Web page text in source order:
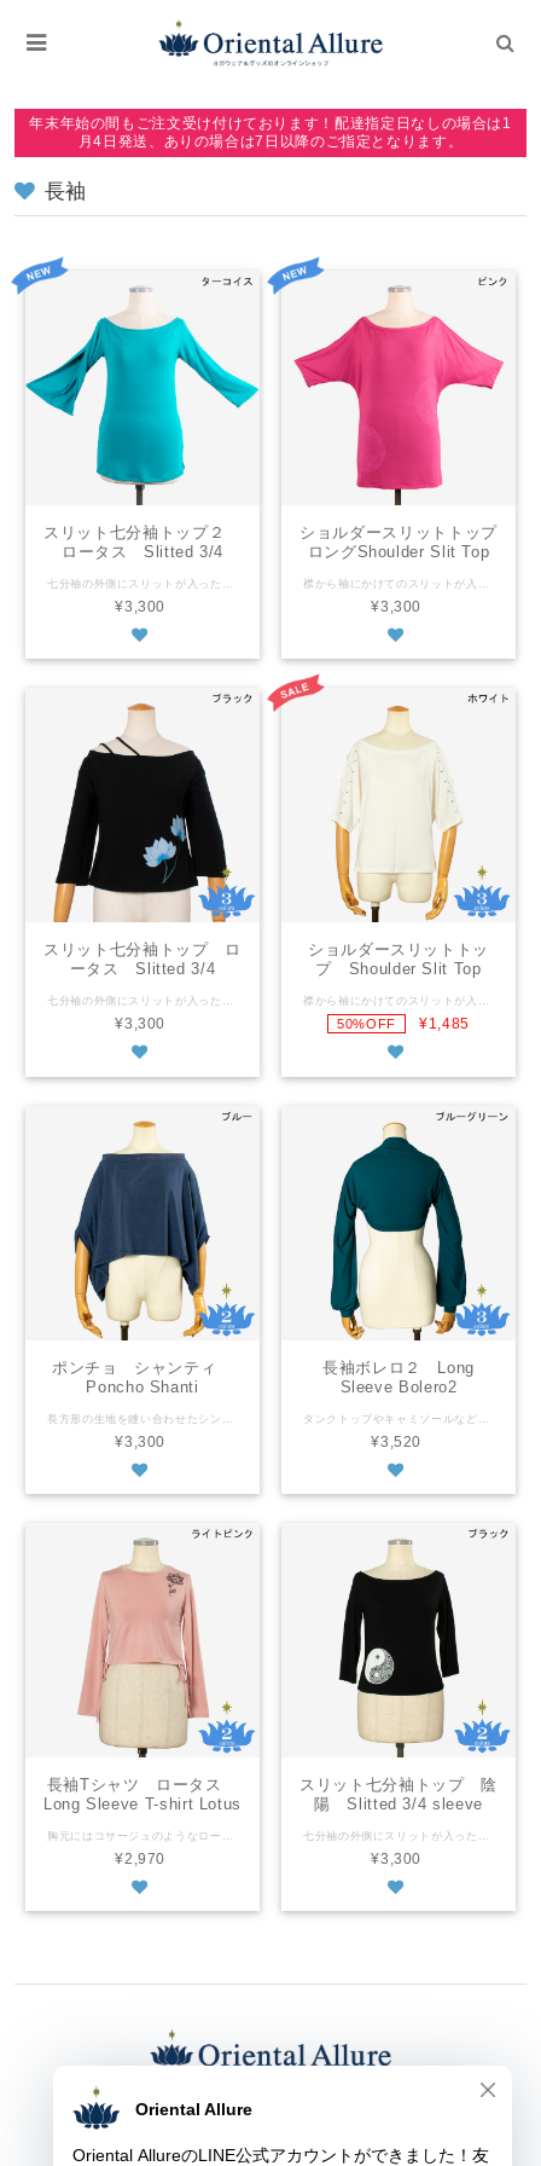
年末年始の間もご注文受け付けております！配達指定日なしの場合は1
月4日発送、ありの場合は7日以降のご指定となります。
長袖
スリット七分袖トップ２
ロータス Slitted 3/4
七分袖の外側にスリットが入ったデザイン。腕を横に上げると袖が揺れておしゃれ。 フリーサイズ 平置きの状態で バスト：８０ｃｍ 着丈：５８ｃｍ 袖の長さ：４０ｃｍ スリットの長さ：２６ｃｍ 上記のサイズからストレッチあり ※商品によってサイズに多少の個体差があります レーヨン100％ 洗濯機でお洗濯可・乾燥機不可 タイ製 ※商品画像に載っていても、種類の選択肢に表示されないカラーは売り切れです。 The slits are on the outer side of both 3/4 long shoulders. The sleeves swing when you raise your arms. As it is laid out flat bust: 80cm body length: 58cm shoulder length: 40cm slit length: 26cm Stretch material ※The size may slightly vary depending on an item. Rayon100% Machine wash - laundry net bag recommended. No tumble wash Made in Thailand ※The color is sold out if it is not in the color selection even though it is shown in the photos.
¥3,300
ショルダースリットトップ
ロングShoulder Slit Top
襟から袖にかけてのスリットが入った七分袖トップ。以前のデザインより着丈が長くなりました。 フリーサイズ 平置きの状態で バスト：９６ｃｍ 着丈：６２ｃｍ 袖の長さ：３8ｃｍ 上記のサイズからストレッチあり ※商品によってサイズに多少の個体差があります レーヨン100% 洗濯機でお洗濯可・乾燥機不可 タイ製 ※商品画像に載っていても、種類の選択肢に表示されないカラーは売り切れです。 A 3/4-sleeve shirt with slits from the neck to the hem on both sides. The length of his top is longer than the previous designs. As it is laid out flat bust: 96cm body length: 62cm shoulder length: 38cm Stretch material ※The size may slightly vary depending on an item. Rayon100% Machine wash - laundry net bag recommended. No tumble wash Made in Thailand ※The color is sold out if it is not in the color selection even though it is shown in the photos.
¥3,300
スリット七分袖トップ ロ
ータス Slitted 3/4
七分袖の外側にスリットが入ったデザイン。腕を横に上げると袖が揺れておしゃれ。 フリーサイズ 平置きの状態で バスト：８０ｃｍ 裾周り：８６ｃｍ 着丈：４７ｃｍ 袖の長さ：３９ｃｍ スリットの長さ：２４ｃｍ 上記のサイズからストレッチあり ※商品によってサイズに多少の個体差があります レーヨン100％ 洗濯機でお洗濯可・乾燥機不可 タイ製 ※商品画像に載っていても、種類の選択肢に表示されないカラーは売り切れです。 The slits are on the outer side of both 3/4 long shoulders. The sleeves swing when you raise your arms. As it is laid out flat bust: 80cm hip: 86cm body length: 47cm shoulder length: 39cm slit length: 24cm Stretch material ※The size may slightly vary depending on an item. Rayon100% Machine wash - laundry net bag recommended. No tumble wash Made in Thailand ※The color is sold out if it is not in the color selection even though it is shown in the photos.
¥3,300
ショルダースリットトッ
プ Shoulder Slit Top
襟から袖にかけてのスリットが入った七分袖トップ。 フリーサイズ 平置きの状態で バスト：９２ｃｍ 着丈：４７．５ｃｍ 袖の長さ：３６ｃｍ 上記のサイズからストレッチあり ※商品によってサイズに多少の個体差があります レーヨン100% 洗濯機でお洗濯可・乾燥機不可 タイ製 ※商品画像に載っていても、種類の選択肢に表示されないカラーは売り切れです。 A 3/4-sleeve shirt with slits from the neck to the hem on both sides. As it is laid out flat bust: 92cm body length: 47.5cm shoulder length: 36cm Stretch material ※The size may slightly vary depending on an item. Rayon100% Machine wash - laundry net bag recommended. No tumble wash Made in Thailand ※The color is sold out if it is not in the color selection even though it is shown in the photos.
50%OFF ¥1,485
ポンチョ シャンティ
Poncho Shanti
¥3,300
長袖ボレロ２ Long
Sleeve Bolero2
¥3,520
長袖Tシャツ ロータス
Long Sleeve T-shirt Lotus
¥2,970
スリット七分袖トップ 陰
陽 Slitted 3/4 sleeve
¥3,300
東京都渋谷区上原１-３-９ オリエンタル アルーア
TEL： ０３-５４５４-１２７８
E-mail：kaori@oriental-allure.com